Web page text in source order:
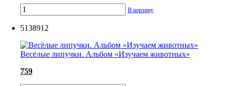
В корзину
5138912
Весёлые липучки. Альбом «Изучаем животных»
759